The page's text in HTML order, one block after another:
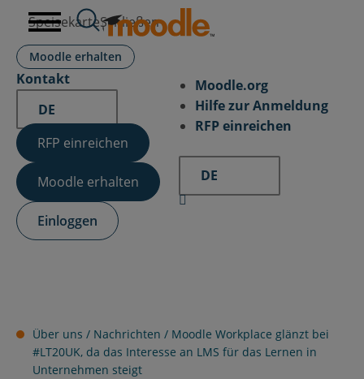
Inhalt
springen
SpeisekarteSchließen
Moodle erhalten
Kontakt
DE
RFP einreichen
Moodle erhalten
Einloggen
Moodle.org
Hilfe zur Anmeldung
RFP einreichen
DE
Über uns / Nachrichten / Moodle Workplace glänzt bei
#LT20UK, da das Interesse an LMS für das Lernen in
Unternehmen steigt